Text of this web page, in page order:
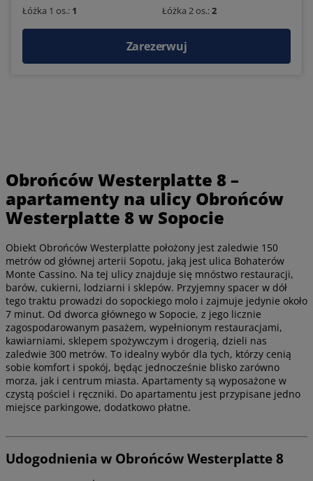
Łóżka 1 os.: 1 Łóżka 2 os.:2
Zarezerwuj
Obrońców Westerplatte 8 –
apartamenty na ulicy Obrońców
Westerplatte 8 w Sopocie
Obiekt Obrońców Westerplatte położony jest zaledwie 150
metrów od głównej arterii Sopotu, jaką jest ulica Bohaterów
Monte Cassino. Na tej ulicy znajduje się mnóstwo restauracji,
barów, cukierni, lodziarni i sklepów. Przyjemny spacer w dół
tego traktu prowadzi do sopockiego molo i zajmuje jedynie około
7 minut. Od dworca głównego w Sopocie, z jego licznie
zagospodarowanym pasażem, wypełnionym restauracjami,
kawiarniami, sklepem spożywczym i drogerią, dzieli nas
zaledwie 300 metrów. To idealny wybór dla tych, którzy cenią
sobie komfort i spokój, będąc jednocześnie blisko zarówno
morza, jak i centrum miasta. Apartamenty są wyposażone w
czystą pościel i ręczniki. Do apartamentu jest przypisane jedno
miejsce parkingowe, dodatkowo płatne.
Udogodnienia w Obrońców Westerplatte 8